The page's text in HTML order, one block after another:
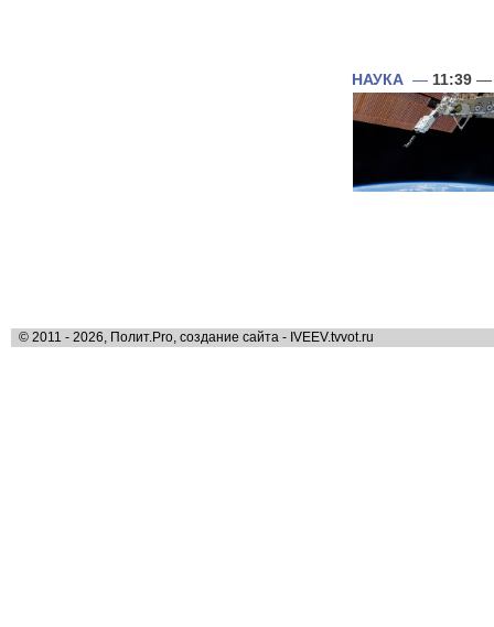
НАУКА — 11:39 —
© 2011 - 2026, Полит.Pro, создание сайта - IVEEV.tvvot.ru